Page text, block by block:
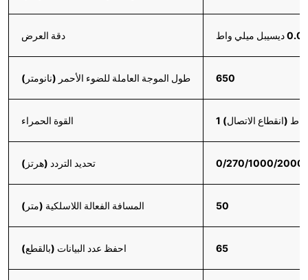
دقة العرض
طول الموجة العاملة للضوء الأحمر (نانومتر) 650
القوة الحمراء
تحديد التردد (هرتز) 0/270/1000/2000
المسافة الفعالة اللاسلكية (متر) 50
احفظ عدد البيانات (بالقطع) 65